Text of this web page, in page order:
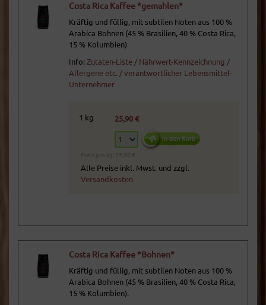
Costa Rica Kaffee *gemahlen*
Kräftig und füllig, mit subtilen Noten aus 100 %
Arabica Bohnen (45 % Brasilien, 40 % Costa Rica,
15 % Kolumbien)
Info: Zutaten-Liste / Nährwert-Kennzeichnung /
Allergene etc. / verantwortlicher Lebensmittel-
Unternehmer
1 kg 25,90 €
Preis pro kg: 25,90 €
Alle Preise inkl. Mwst. und zzgl.
Versandkosten
Costa Rica Kaffee *Bohnen*
Kräftig und füllig, mit subtilen Noten aus 100 %
Arabica Bohnen (45 % Brasilien, 40 % Costa Rica,
15 % Kolumbien).